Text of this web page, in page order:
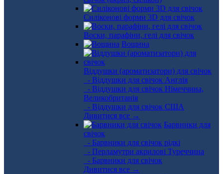
Силіконові форми 3D для свічок
Воски, парафіни, гелі для свічок
Вощина
Віддушки (ароматизатори) для свічок
- Віддушки для свічок Англія
- Віддушки для свічок Німеччина,
Великобританія
- Віддушки для свічок США
Дивитися все →
Барвники для
свічок
- Барвники для свічок рідкі
- Перламутри акрилові Туреччина
- Барвники для свічок
Дивитися все →